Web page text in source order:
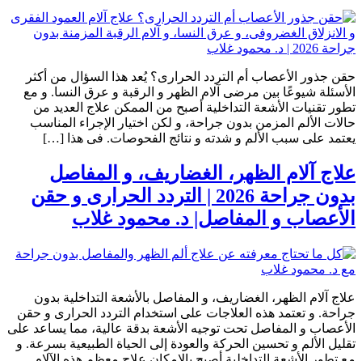
حقن جذور الأعصاب أم التردد الحرارى؟ يُعد هذا السؤال من أكثر
الأسئلة شيوعًا بين مرضى آلام الظهر و الرقبة و عرق النسا. و مع
تطور تقنيات الأشعة التداخلية أصبح من الممكن علاج العديد من
حالات الألم المزمن بدون جراحة، و لكن اختيار الإجراء المناسب
يعتمد على سبب الألم و شدته و نتائج الفحوصات. فى هذا […]
علاج آلام الظهر، الغضاريف، و المفاصل
بدون جراحة 2026 | التردد الحرارى و حقن
الأعصاب و المفاصل| د. محمود غلاب
علاج آلام الظهر، الغضاريف، و المفاصل بالأشعة التداخلية بدون
جراحة. و تعتمد هذه العلاجات على استخدام التردد الحرارى و حقن
الأعصاب و المفاصل تحت توجيه الأشعة بدقة عالية، مما يساعد على
تقليل الألم و تحسين الحركة والعودة إلى الحياة الطبيعية بسرعة. و